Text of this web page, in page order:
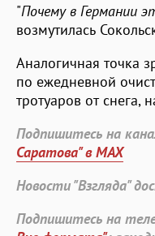
"Почему в Германии
возмутилась
Аналогичная точка
по ежедневной
тротуаров от снега,
Подпишитесь на
Саратова" в MAX
Новости "Взгляда"
Подпишитесь на